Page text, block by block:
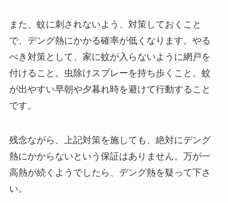
また、蚊に刺されないよう、対策しておくこと
で、デング熱にかかる確率が低くなります。やる
べき対策として、家に蚊が入らないように網戸を
付けること。虫除けスプレーを持ち歩くこと。蚊
が出やすい早朝や夕暮れ時を避けて行動すること
です。
残念ながら、上記対策を施しても、絶対にデング
熱にかからないという保証はありません。万が一
高熱が続くようでしたら、デング熱を疑って下さ
い。